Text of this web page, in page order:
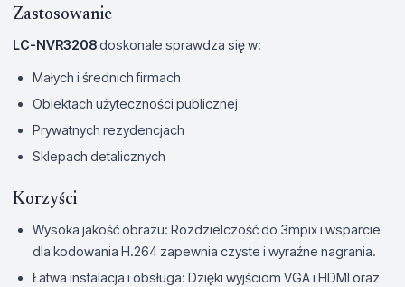
Zastosowanie
LC-NVR3208doskonale sprawdza się w:
Małych i średnich firmach
Obiektach użyteczności publicznej
Prywatnych rezydencjach
Sklepach detalicznych
Korzyści
Wysoka jakość obrazu: Rozdzielczość do 3mpix i wsparcie
dla kodowania H.264 zapewnia czyste i wyraźne nagrania.
Łatwa instalacja i obsługa: Dzięki wyjściom VGA i HDMI oraz